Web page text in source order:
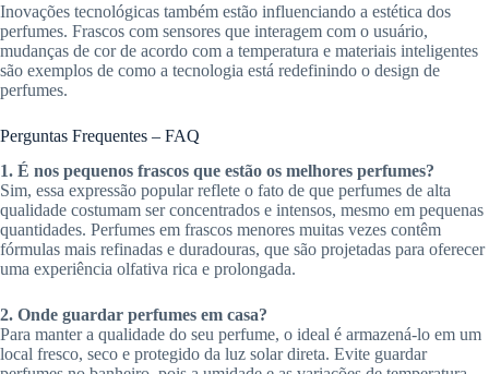
Inovações tecnológicas também estão influenciando a estética dos
perfumes. Frascos com sensores que interagem com o usuário,
mudanças de cor de acordo com a temperatura e materiais inteligentes
são exemplos de como a tecnologia está redefinindo o design de
perfumes.
Perguntas Frequentes – FAQ
1. É nos pequenos frascos que estão os melhores perfumes?
Sim, essa expressão popular reflete o fato de que perfumes de alta
qualidade costumam ser concentrados e intensos, mesmo em pequenas
quantidades. Perfumes em frascos menores muitas vezes contêm
fórmulas mais refinadas e duradouras, que são projetadas para oferecer
uma experiência olfativa rica e prolongada.
2. Onde guardar perfumes em casa?
Para manter a qualidade do seu perfume, o ideal é armazená-lo em um
local fresco, seco e protegido da luz solar direta. Evite guardar